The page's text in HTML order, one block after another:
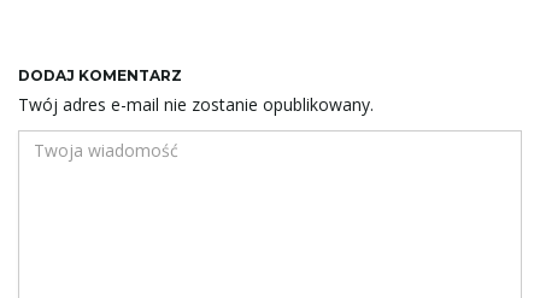
DODAJ KOMENTARZ
Twój adres e-mail nie zostanie opublikowany.